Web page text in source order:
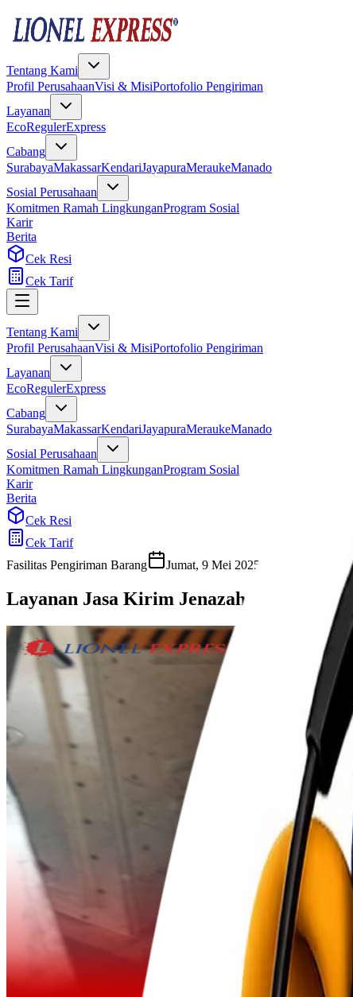
Tentang Kami
Profil PerusahaanVisi & MisiPortofolio Pengiriman
Layanan
EcoRegulerExpress
Cabang
SurabayaMakassarKendariJayapuraMeraukeManado
Sosial Perusahaan
Komitmen Ramah LingkunganProgram Sosial
Karir
Berita
Cek Resi
Cek Tarif
Tentang Kami
Profil PerusahaanVisi & MisiPortofolio Pengiriman
Layanan
EcoRegulerExpress
Cabang
SurabayaMakassarKendariJayapuraMeraukeManado
Sosial Perusahaan
Komitmen Ramah LingkunganProgram Sosial
Karir
Berita
Cek Resi
Cek Tarif
Fasilitas Pengiriman Barang
Jumat, 9 Mei 2025
Layanan Jasa Kirim Jenazah Seluruh